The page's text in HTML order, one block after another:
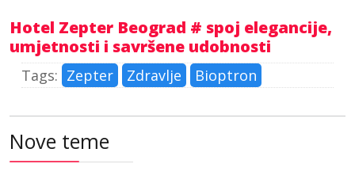
Hotel Zepter Beograd # spoj elegancije,
umjetnosti i savršene udobnosti
Tags: Zepter Zdravlje Bioptron
Nove teme